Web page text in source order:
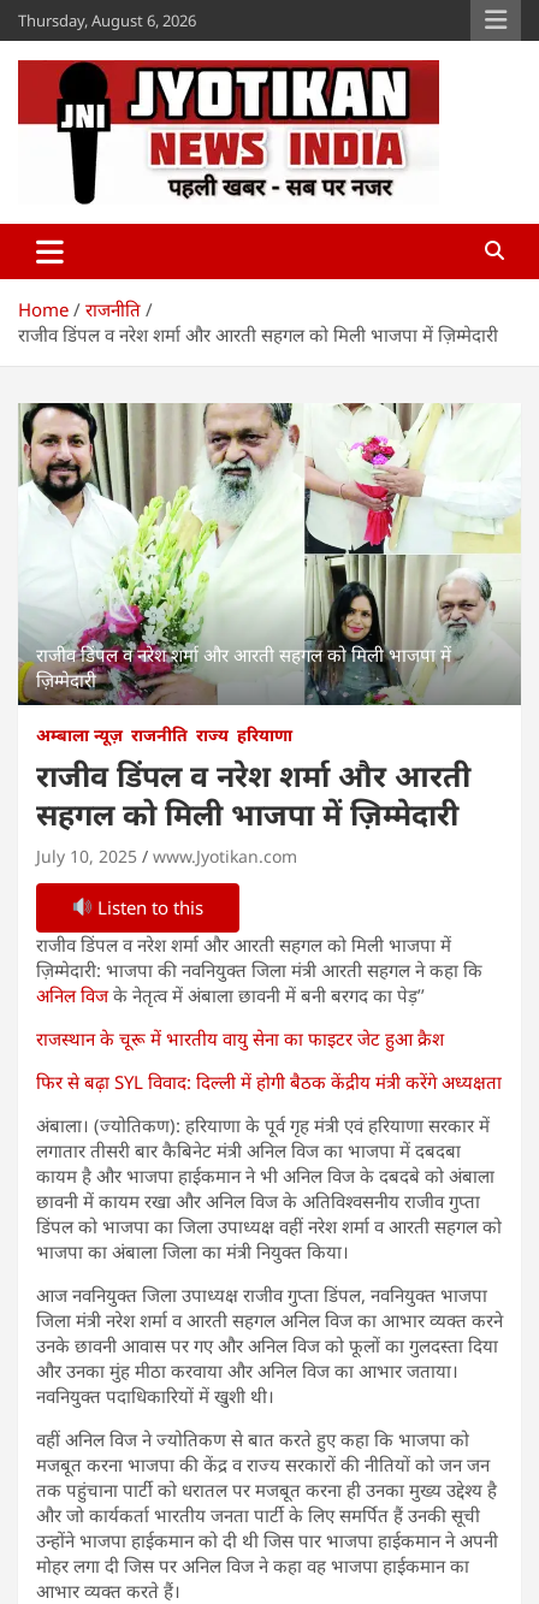
Skip
to
content
Thursday, August 6, 2026
Jyotikan
Home
राजनीति
राजीव डिंपल व नरेश शर्मा और आरती सहगल को मिली भाजपा में ज़िम्मेदारी
राजीव डिंपल व नरेश शर्मा और आरती सहगल को मिली भाजपा में
ज़िम्मेदारी
अम्बाला न्यूज़ राजनीति राज्य हरियाणा
राजीव डिंपल व नरेश शर्मा और आरती
सहगल को मिली भाजपा में ज़िम्मेदारी
July 10, 2025 www.Jyotikan.com
Listen to this
राजीव डिंपल व नरेश शर्मा और आरती सहगल को मिली भाजपा में
ज़िम्मेदारी: भाजपा की नवनियुक्त जिला मंत्री आरती सहगल ने कहा कि
अनिल विजके नेतृत्व में अंबाला छावनी में बनी बरगद का पेड़’’
राजस्थान के चूरू में भारतीय वायु सेना का फाइटर जेट हुआ क्रैश
फिर से बढ़ा SYL विवाद: दिल्ली में होगी बैठक केंद्रीय मंत्री करेंगे अध्यक्षता
अंबाला। (ज्योतिकण): हरियाणा के पूर्व गृह मंत्री एवं हरियाणा सरकार में
लगातार तीसरी बार कैबिनेट मंत्री अनिल विज का भाजपा में दबदबा
कायम है और भाजपा हाईकमान ने भी अनिल विज के दबदबे को अंबाला
छावनी में कायम रखा और अनिल विज के अतिविश्वसनीय राजीव गुप्ता
डिंपल को भाजपा का जिला उपाध्यक्ष वहीं नरेश शर्मा व आरती सहगल को
भाजपा का अंबाला जिला का मंत्री नियुक्त किया।
आज नवनियुक्त जिला उपाध्यक्ष राजीव गुप्ता डिंपल, नवनियुक्त भाजपा
जिला मंत्री नरेश शर्मा व आरती सहगल अनिल विज का आभार व्यक्त करने
उनके छावनी आवास पर गए और अनिल विज को फूलों का गुलदस्ता दिया
और उनका मुंह मीठा करवाया और अनिल विज का आभार जताया।
नवनियुक्त पदाधिकारियों में खुशी थी।
वहीं अनिल विज ने ज्योतिकण से बात करते हुए कहा कि भाजपा को
मजबूत करना भाजपा की केंद्र व राज्य सरकारों की नीतियों को जन जन
तक पहुंचाना पार्टी को धरातल पर मजबूत करना ही उनका मुख्य उद्देश्य है
और जो कार्यकर्ता भारतीय जनता पार्टी के लिए समर्पित हैं उनकी सूची
उन्होंने भाजपा हाईकमान को दी थी जिस पार भाजपा हाईकमान ने अपनी
मोहर लगा दी जिस पर अनिल विज ने कहा वह भाजपा हाईकमान का
आभार व्यक्त करते हैं।